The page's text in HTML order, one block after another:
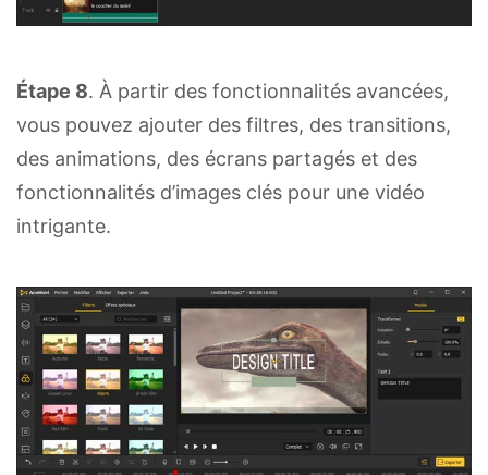
Étape 8. À partir des fonctionnalités avancées,
vous pouvez ajouter des filtres, des transitions,
des animations, des écrans partagés et des
fonctionnalités d’images clés pour une vidéo
intrigante.